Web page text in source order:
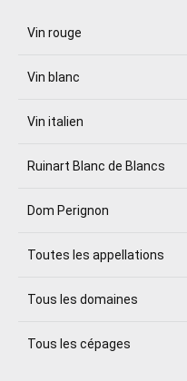
Vin rouge
Vin blanc
Vin italien
Ruinart Blanc de Blancs
Dom Perignon
Toutes les appellations
Tous les domaines
Tous les cépages